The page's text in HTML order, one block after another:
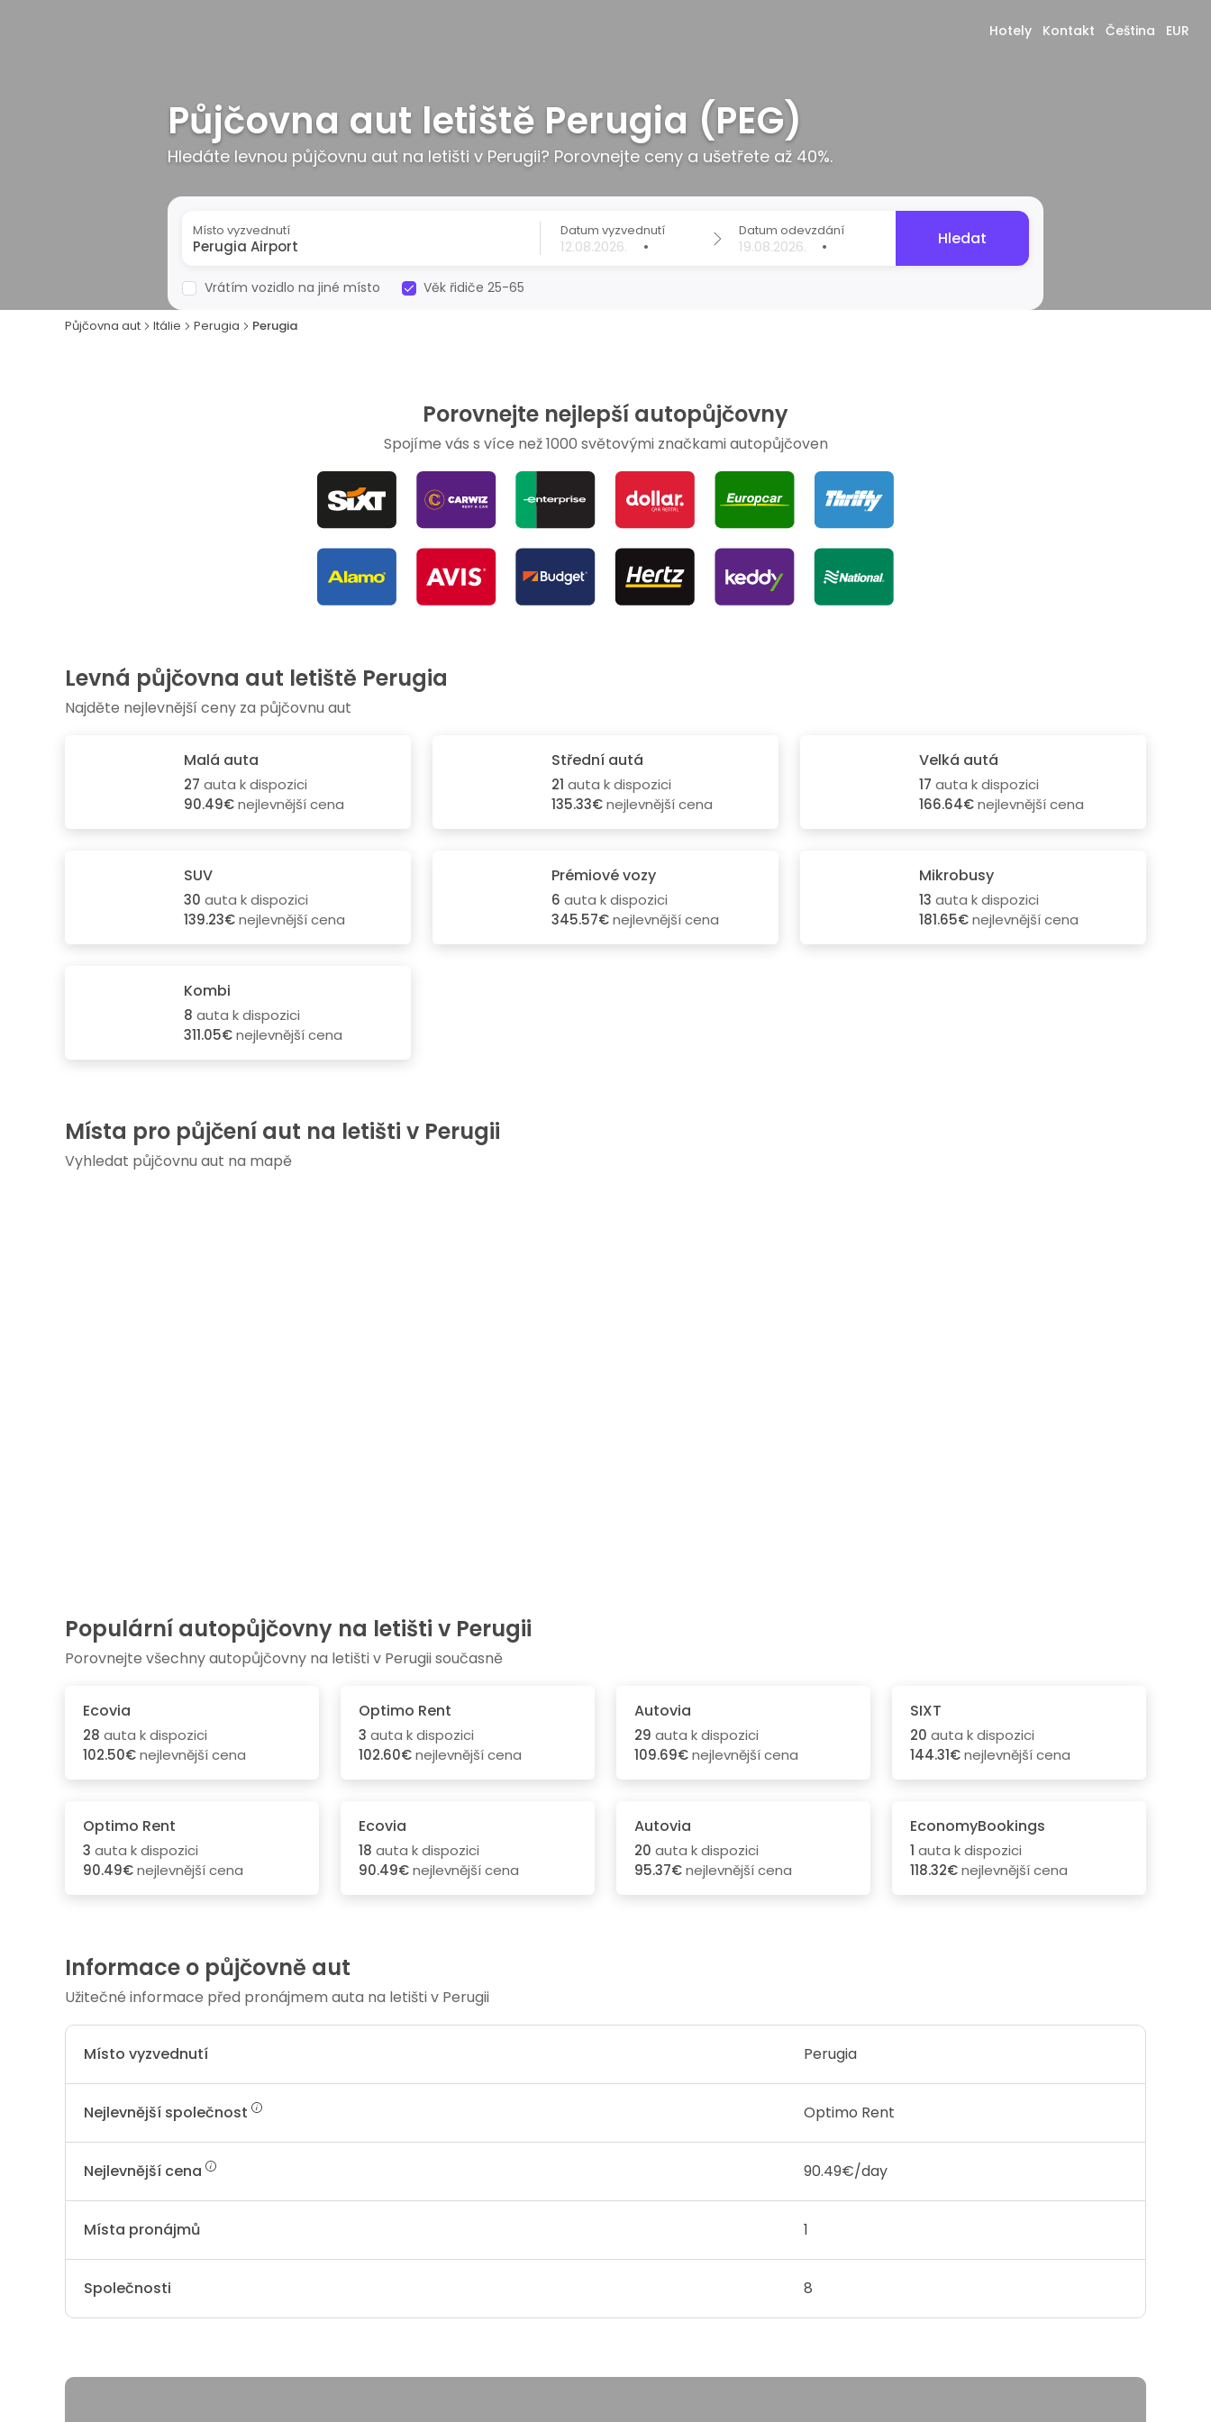
Hotely Kontakt Čeština EUR
Půjčovna aut letiště Perugia (PEG)
Hledáte levnou půjčovnu aut na letišti v Perugii? Porovnejte ceny a ušetřete až 40%.
Místo vyzvednutí Datum vyzvednutí
•
Datum odevzdání
• Hledat
Vrátím vozidlo na jiné místo Věk řidiče 25-65
Půjčovna aut Itálie Perugia Perugia
Porovnejte nejlepší autopůjčovny
Spojíme vás s více než 1000 světovými značkami autopůjčoven
Levná půjčovna aut letiště Perugia
Najděte nejlevnější ceny za půjčovnu aut
Malá auta
27 auta k dispozici
90.49€nejlevnější cena
Střední autá
21 auta k dispozici
135.33€nejlevnější cena
Velká autá
17 auta k dispozici
166.64€nejlevnější cena
SUV
30 auta k dispozici
139.23€nejlevnější cena
Prémiové vozy
6 auta k dispozici
345.57€nejlevnější cena
Mikrobusy
13 auta k dispozici
181.65€nejlevnější cena
Kombi
8 auta k dispozici
311.05€nejlevnější cena
Místa pro půjčení aut na letišti v Perugii
Vyhledat půjčovnu aut na mapě
Populární autopůjčovny na letišti v Perugii
Porovnejte všechny autopůjčovny na letišti v Perugii současně
Ecovia
28 auta k dispozici
102.50€nejlevnější cena
Optimo Rent
3 auta k dispozici
102.60€nejlevnější cena
Autovia
29 auta k dispozici
109.69€nejlevnější cena
SIXT
20 auta k dispozici
144.31€nejlevnější cena
Optimo Rent
3 auta k dispozici
90.49€nejlevnější cena
Ecovia
18 auta k dispozici
90.49€nejlevnější cena
Autovia
20 auta k dispozici
95.37€nejlevnější cena
EconomyBookings
1 auta k dispozici
118.32€nejlevnější cena
Informace o půjčovně aut
Užitečné informace před pronájmem auta na letišti v Perugii
Místo vyzvednutí Perugia
Nejlevnější společnost Optimo Rent
Nejlevnější cena 90.49€/day
Místa pronájmů 1
Společnosti 8